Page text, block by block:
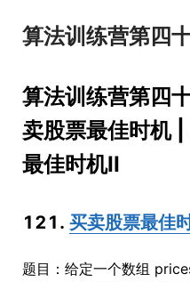
算法训练营第四
算法训练营第四
卖股票最佳时机
最佳时机II
121. 买卖股票最佳
题目：给定一个数组